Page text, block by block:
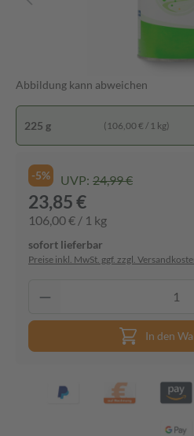
Abbildung kann abweichen
225 g (106,00 € / 1 kg)
-5% UVP: 24,99 €
23,85 €
106,00 € / 1 kg
sofort lieferbar
Preise inkl. MwSt. ggf. zzgl.
In den